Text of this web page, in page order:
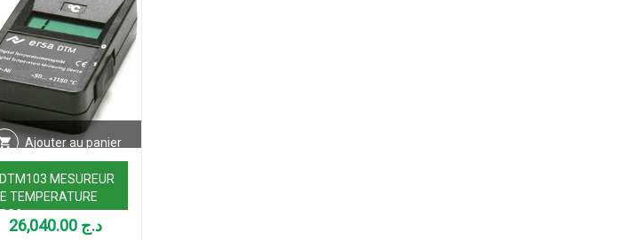
Ajouter au panier
MESUREUR
TEMPERATURE
د.ج